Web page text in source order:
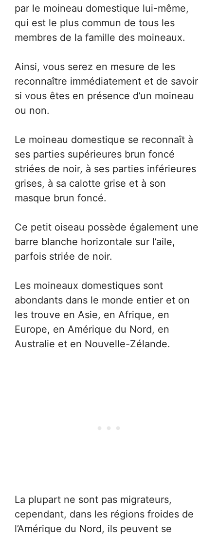
par le moineau domestique lui-même,
qui est le plus commun de tous les
membres de la famille des moineaux.
Ainsi, vous serez en mesure de les
reconnaître immédiatement et de savoir
si vous êtes en présence d’un moineau
ou non.
Le moineau domestique se reconnaît à
ses parties supérieures brun foncé
striées de noir, à ses parties inférieures
grises, à sa calotte grise et à son
masque brun foncé.
Ce petit oiseau possède également une
barre blanche horizontale sur l’aile,
parfois striée de noir.
Les moineaux domestiques sont
abondants dans le monde entier et on
les trouve en Asie, en Afrique, en
Europe, en Amérique du Nord, en
Australie et en Nouvelle-Zélande.
La plupart ne sont pas migrateurs,
cependant, dans les régions froides de
l’Amérique du Nord, ils peuvent se